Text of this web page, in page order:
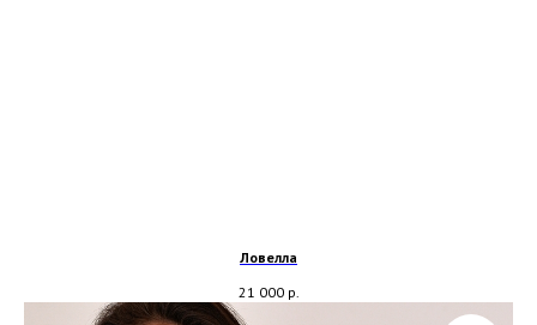
Ловелла
21 000 р.